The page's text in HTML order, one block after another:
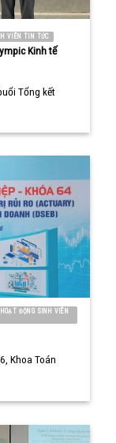
VIÊN TIN TỨC
Kinh tế
Tổng kết
ĐỘNG SINH VIÊN
Khoa Toán